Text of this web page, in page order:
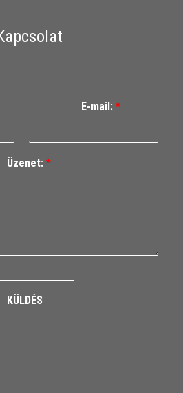
E-mail: *
Üzenet: *
KÜLDÉS